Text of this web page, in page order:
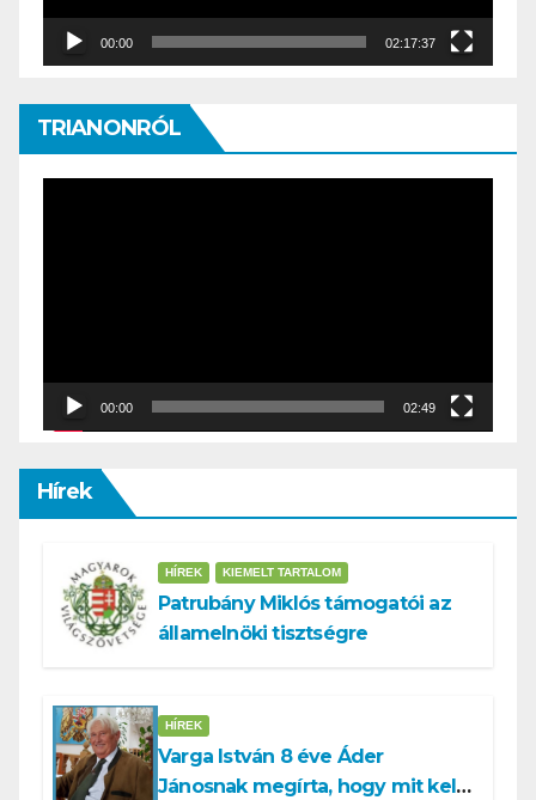
00:00 02:17:37
TRIANONRÓL
00:00 02:49
Hírek
HÍREK KIEMELT TARTALOM
Patrubány Miklós támogatói az
államelnöki tisztségre
HÍREK
Varga István 8 éve Áder
Jánosnak megírta, hogy mit kell